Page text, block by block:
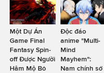
Một Dự Án
Game Final
Fantasy Spin-
off Được Người
Hâm Mộ Bỏ
Độc đáo
anime "Multi-
Mind
Mayhem":
Nam chính sở